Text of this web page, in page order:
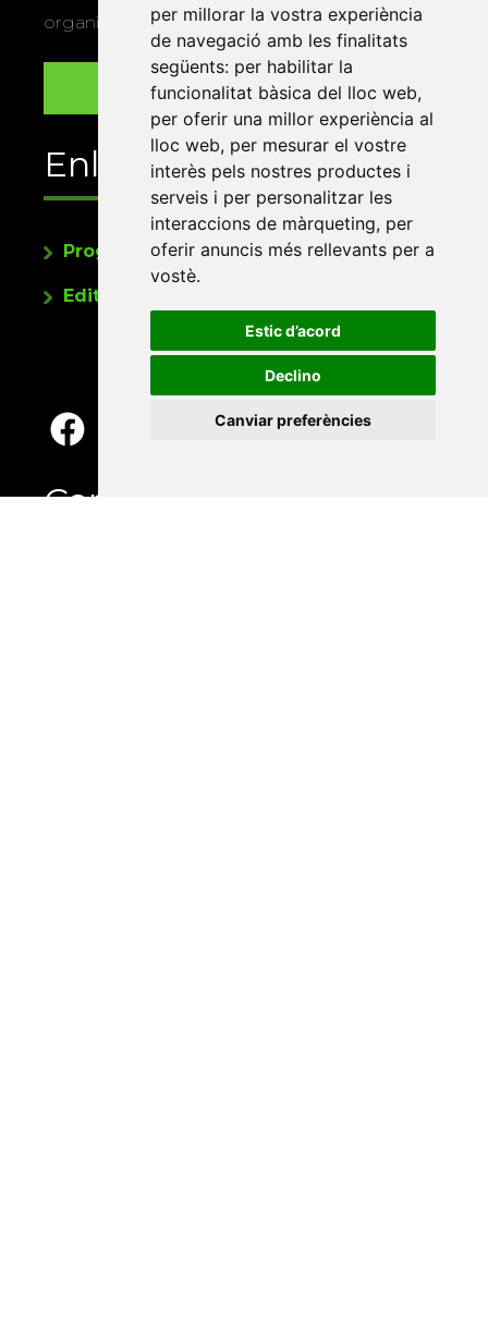
per millorar la vostra experiència
de navegació amb les finalitats
següents: per habilitar la
funcionalitat bàsica del lloc web,
per oferir una millor experiència al
lloc web, per mesurar el vostre
interès pels nostres productes i
serveis i per personalitzar les
interaccions de màrqueting, per
oferir anuncis més rellevants per a
vostè.
Estic d’acord
Declino
Canviar preferències
organitza la Xarxa Vives.
Enllaços
Programa de publicacions
Editorials universitàries a Twitter
Contacte